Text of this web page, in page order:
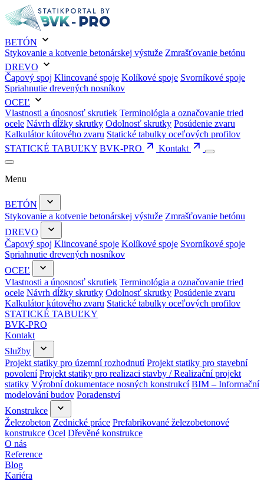
BETÓN
Stykovanie a kotvenie betonárskej výstuže Zmrašťovanie betónu
DREVO
Čapový spoj Klincované spoje Kolíkové spoje Svorníkové spoje
Spriahnutie drevených nosníkov
OCEĽ
Vlastnosti a únosnosť skrutiek Terminológia a označovanie tried
ocele Návrh dĺžky skrutky Odolnosť skrutky Posúdenie zvaru
Kalkulátor kútového zvaru Statické tabulky oceľových profilov
STATICKÉ TABUĽKY BVK-PRO Kontakt
Menu
BETÓN
Stykovanie a kotvenie betonárskej výstuže Zmrašťovanie betónu
DREVO
Čapový spoj Klincované spoje Kolíkové spoje Svorníkové spoje
Spriahnutie drevených nosníkov
OCEĽ
Vlastnosti a únosnosť skrutiek Terminológia a označovanie tried
ocele Návrh dĺžky skrutky Odolnosť skrutky Posúdenie zvaru
Kalkulátor kútového zvaru Statické tabulky oceľových profilov
STATICKÉ TABUĽKY
BVK-PRO
Kontakt
Služby
Projekt statiky pro územní rozhodnutí Projekt statiky pro stavební
povolení Projekt statiky pro realizaci stavby / Realizační projekt
statiky Výrobní dokumentace nosných konstrukcí BIM – Informační
modelování budov Poradenství
Konstrukce
Železobeton Zednické práce Prefabrikované železobetonové
konstrukce Ocel Dřevěné konstrukce
O nás
Reference
Blog
Kariéra